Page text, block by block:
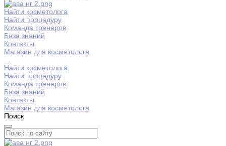
Найти косметолога
Найти процедуру
Команда тренеров
База знаний
Контакты
Магазин для косметолога
Найти косметолога
Найти процедуру
Команда тренеров
База знаний
Контакты
Магазин для косметолога
Поиск